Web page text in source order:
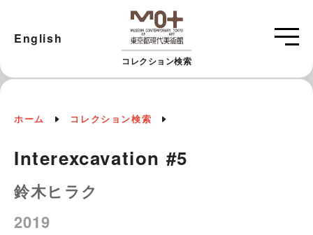
コレクション検索
English
ホーム コレクション検索
Interexcavation #5
鈴木ヒラク
2019